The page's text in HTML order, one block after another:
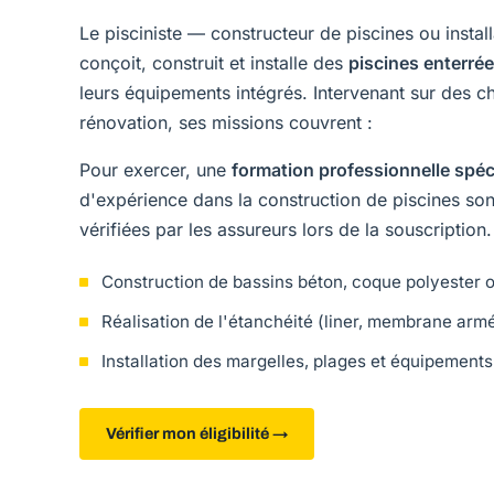
Le pisciniste — constructeur de piscines ou
conçoit, construit et installe des piscines
leurs équipements intégrés. Intervenant sur des
rénovation, ses missions couvrent :
Pour exercer, une formation professionnelle
d'expérience dans la construction de piscines
vérifiées par les assureurs lors de la souscription.
Construction de bassins béton, coque polyester
Réalisation de l'étanchéité (liner, membrane
Installation des margelles, plages et
Vérifier mon éligibilité →